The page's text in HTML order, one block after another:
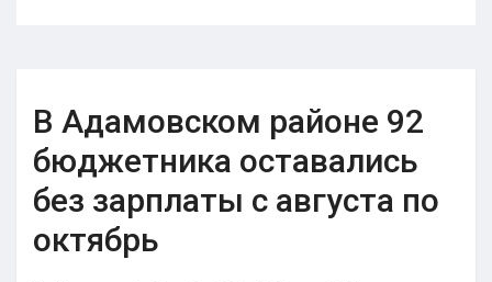
В Адамовском районе 92
бюджетника оставались
без зарплаты с августа по
октябрь